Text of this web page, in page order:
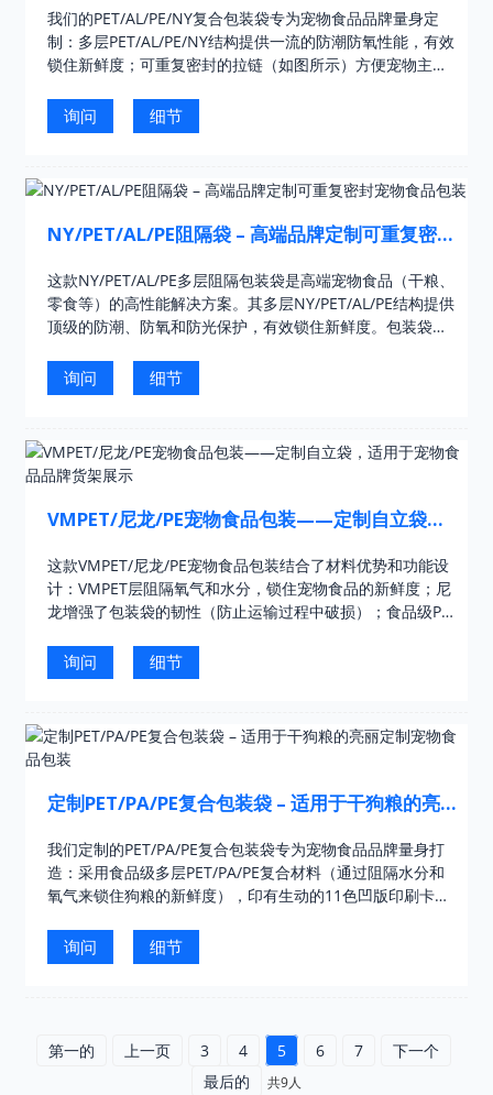
我们的PET/AL/PE/NY复合包装袋专为宠物食品品牌量身定
制：多层PET/AL/PE/NY结构提供一流的防潮防氧性能，有效
锁住新鲜度；可重复密封的拉链（如图所示）方便宠物主人
如……）
询问 细节
NY/PET/AL/PE阻隔袋 – 高端品牌定制可重复密封
这款NY/PET/AL/PE多层阻隔包装袋是高端宠物食品（干粮、
零食等）的高性能解决方案。其多层NY/PET/AL/PE结构提供
顶级的防潮、防氧和防光保护，有效锁住新鲜度。包装袋配
兼具实用性和美观性……
询问 细节
VMPET/尼龙/PE宠物食品包装——定制自立袋，
这款VMPET/尼龙/PE宠物食品包装结合了材料优势和功能设
计：VMPET层阻隔氧气和水分，锁住宠物食品的新鲜度；尼
龙增强了包装袋的韧性（防止运输过程中破损）；食品级PE
（例如宠物主题……）
询问 细节
定制PET/PA/PE复合包装袋 – 适用于干狗粮的亮
我们定制的PET/PA/PE复合包装袋专为宠物食品品牌量身打
造：采用食品级多层PET/PA/PE复合材料（通过阻隔水分和
氧气来锁住狗粮的新鲜度），印有生动的11色凹版印刷卡通
复使用的拉链封口。我们……
询问 细节
第一的 上一页 3 4 5 6 7
下一个
最后的
共9人